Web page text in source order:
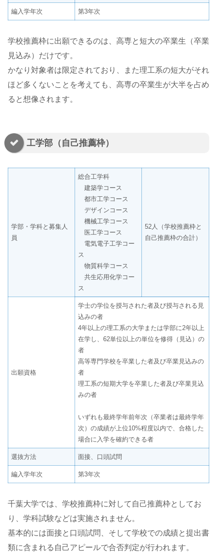
編入学年次 第3年次
学校推薦枠に出願できるのは、高専と短大の卒業生（卒業
見込み）だけです。
かなり対象者は限定されており、また理工系の短大がそれ
ほど多くないことを考えても、高専の卒業生が大半を占め
ると想像されます。
工学部（自己推薦枠）
学部・学科と募集人
員
総合工学科
建築学コース
都市工学コース
デザインコース
機械工学コース
医工学コース
電気電子工学コー
ス
物質科学コース
共生応用化学コー
ス
52人（学校推薦枠と
自己推薦枠の合計）
出願資格
学士の学位を授与された者及び授与される見
込みの者
4年以上の理工系の大学または学部に2年以上
在学し、62単位以上の単位を修得（見込）の
者
高等専門学校を卒業した者及び卒業見込みの
者
理工系の短期大学を卒業した者及び卒業見込
みの者
いずれも最終学年前年次（卒業者は最終学年
次）の成績が上位10%程度以内で、合格した
場合に入学を確約できる者
選抜方法 面接、口頭試問
編入学年次 第3年次
千葉大学では、学校推薦枠に対して自己推薦枠としてお
り、学科試験などは実施されません。
基本的には面接と口頭試問、そして学校での成績と提出書
類に含まれる自己アピールで合否判定が行われます。